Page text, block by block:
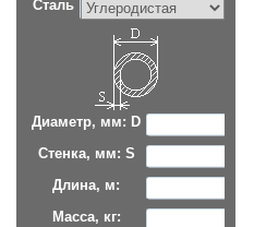
Сталь
Диаметр, мм: D
Стенка, мм: S
Длина, м:
Масса, кг: